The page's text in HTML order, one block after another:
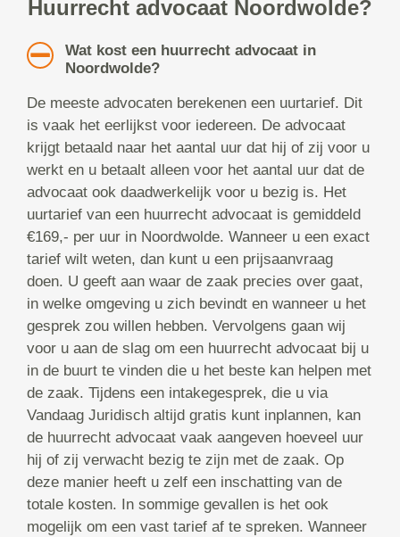
Huurrecht advocaat Noordwolde?
Wat kost een huurrecht advocaat in
Noordwolde?
De meeste advocaten berekenen een uurtarief. Dit
is vaak het eerlijkst voor iedereen. De advocaat
krijgt betaald naar het aantal uur dat hij of zij voor u
werkt en u betaalt alleen voor het aantal uur dat de
advocaat ook daadwerkelijk voor u bezig is. Het
uurtarief van een huurrecht advocaat is gemiddeld
€169,- per uur in Noordwolde. Wanneer u een exact
tarief wilt weten, dan kunt u een prijsaanvraag
doen. U geeft aan waar de zaak precies over gaat,
in welke omgeving u zich bevindt en wanneer u het
gesprek zou willen hebben. Vervolgens gaan wij
voor u aan de slag om een huurrecht advocaat bij u
in de buurt te vinden die u het beste kan helpen met
de zaak. Tijdens een intakegesprek, die u via
Vandaag Juridisch altijd gratis kunt inplannen, kan
de huurrecht advocaat vaak aangeven hoeveel uur
hij of zij verwacht bezig te zijn met de zaak. Op
deze manier heeft u zelf een inschatting van de
totale kosten. In sommige gevallen is het ook
mogelijk om een vast tarief af te spreken. Wanneer